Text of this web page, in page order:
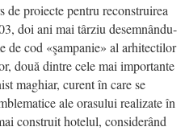
de proiecte pentru reconstruirea
doi ani mai târziu desemnându-
de cod «şampanie» al arhitectilor
două dintre cele mai importante
maghiar, curent în care se
ale orasului realizate în
construit hotelul, considerând